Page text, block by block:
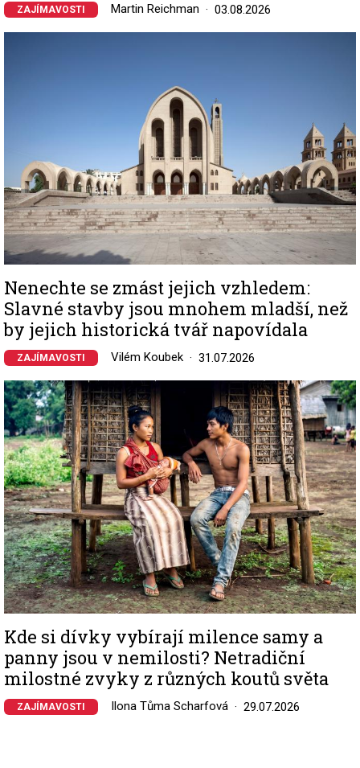
ZAJÍMAVOSTI Martin Reichman 03.08.2026
Nenechte se zmást jejich vzhledem:
Slavné stavby jsou mnohem mladší, než
by jejich historická tvář napovídala
ZAJÍMAVOSTI Vilém Koubek 31.07.2026
Image
Kde si dívky vybírají milence samy a
panny jsou v nemilosti? Netradiční
milostné zvyky z různých koutů světa
ZAJÍMAVOSTI Ilona Tůma Scharfová 29.07.2026